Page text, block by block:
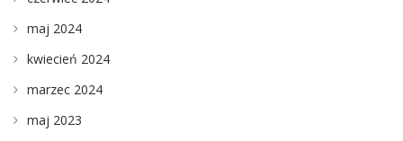
maj 2024
kwiecień 2024
marzec 2024
maj 2023